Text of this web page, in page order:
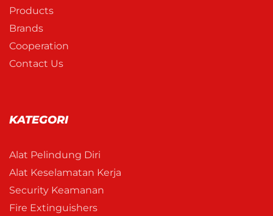
Products
Brands
Cooperation
Contact Us
KATEGORI
Alat Pelindung Diri
Alat Keselamatan Kerja
Security Keamanan
Fire Extinguishers